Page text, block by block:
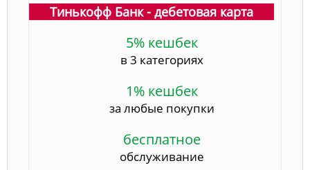
Тинькофф Банк - дебетовая карта
5% кешбек
в 3 категориях
1% кешбек
за любые покупки
бесплатное
обслуживание